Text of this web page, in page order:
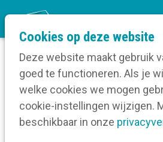
Cookies op deze website
Deze website maakt gebruik
goed te functioneren. Als je
welke cookies we mogen
cookie-instellingen wijzigen.
beschikbaar in onze
Home
Verruim je kennis